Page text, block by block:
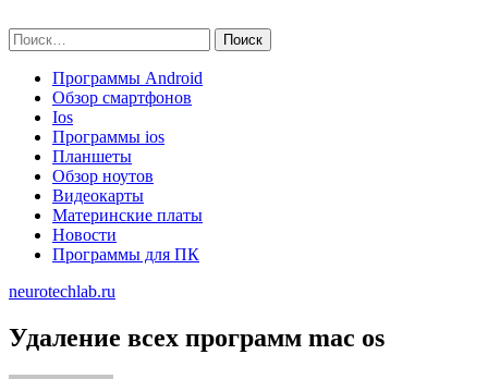
to
content
Найти:
Программы Android
Обзор смартфонов
Ios
Программы ios
Планшеты
Обзор ноутов
Видеокарты
Материнские платы
Новости
Программы для ПК
neurotechlab.ru
Удаление всех программ mac os